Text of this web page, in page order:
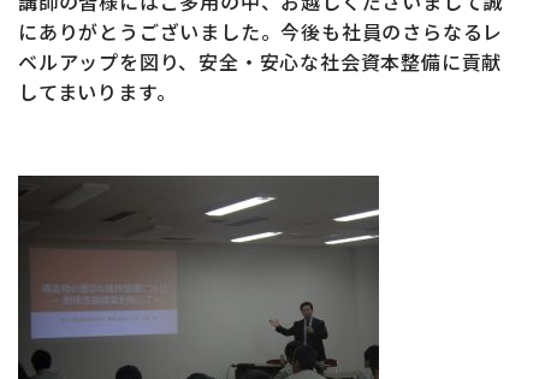
にありがとうございました。今後も社員のさらなるレ
ベルアップを図り、安全・安心な社会資本整備に貢献
してまいります。